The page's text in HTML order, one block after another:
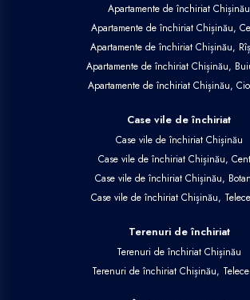
Apartamente de închiriat Chișinău
Apartamente de închiriat Chișinău,
Apartamente de închiriat Chișinău,
Apartamente de închiriat Chișinău,
Apartamente de închiriat Chișinău,
Case vile de închiriat
Case vile de închiriat Chișinău
Case vile de închiriat Chișinău,
Case vile de închiriat Chișinău,
Case vile de închiriat Chișinău,
Terenuri de închiriat
Terenuri de închiriat Chișinău
Terenuri de închiriat Chișinău,